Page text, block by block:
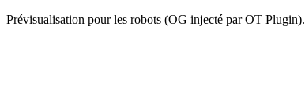
Prévisualisation pour les robots (OG injecté par OT Plugin).